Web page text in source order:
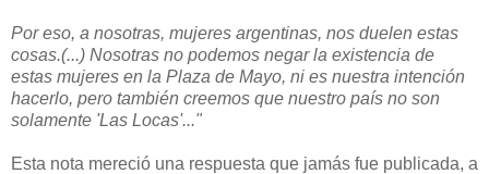
Por eso, a nosotras, mujeres argentinas, nos duelen estas
cosas.(...) Nosotras no podemos negar la existencia de
estas mujeres en la Plaza de Mayo, ni es nuestra intención
hacerlo, pero también creemos que nuestro país no son
solamente 'Las Locas'..."
Esta nota mereció una respuesta que jamás fue publicada, a